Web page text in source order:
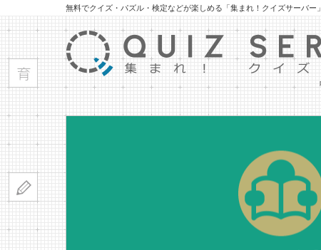
無料でクイズ・パズル・検定などが楽しめる「集まれ！クイズサーバー」